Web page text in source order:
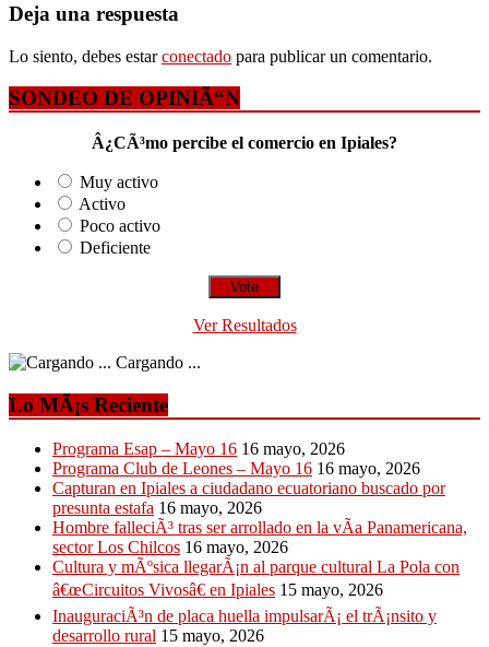
Deja una respuesta
Lo siento, debes estarconectado para publicar un comentario.
SONDEO DE OPINIÃ“N
Â¿CÃ³mo percibe el comercio en Ipiales?
Muy activo
Activo
Poco activo
Deficiente
Ver Resultados
Cargando ...
Lo MÃ¡s Reciente
Programa Esap – Mayo 16 16 mayo, 2026
Programa Club de Leones – Mayo 16 16 mayo, 2026
Capturan en Ipiales a ciudadano ecuatoriano buscado por
presunta estafa 16 mayo, 2026
Hombre falleciÃ³ tras ser arrollado en la vÃ­a Panamericana,
sector Los Chilcos 16 mayo, 2026
Cultura y mÃºsica llegarÃ¡n al parque cultural La Pola con
â€œCircuitos Vivosâ€ en Ipiales 15 mayo, 2026
InauguraciÃ³n de placa huella impulsarÃ¡ el trÃ¡nsito y
desarrollo rural 15 mayo, 2026